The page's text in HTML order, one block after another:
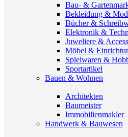
Bau- &
Bekleidung &
Bücher &
Elektronik &
Juweliere &
Möbel &
Spielwaren &
Sportartikel
Bauen & Wohnen
Architekten
Baumeister
Immobilienmakler
Handwerk & Bauwesen